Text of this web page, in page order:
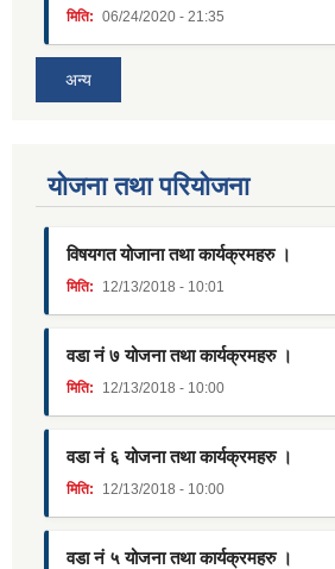
मिति: 06/24/2020 - 21:35
अन्य
याेजना तथा परियाेजना
विषयगत योजाना तथा कार्यक्रमहरु ।
मिति: 12/13/2018 - 10:01
वडा नं ७ योजना तथा कार्यक्रमहरु ।
मिति: 12/13/2018 - 10:00
वडा नं ६ योजना तथा कार्यक्रमहरु ।
मिति: 12/13/2018 - 10:00
वडा नं ५ योजना तथा कार्यक्रमहरु ।